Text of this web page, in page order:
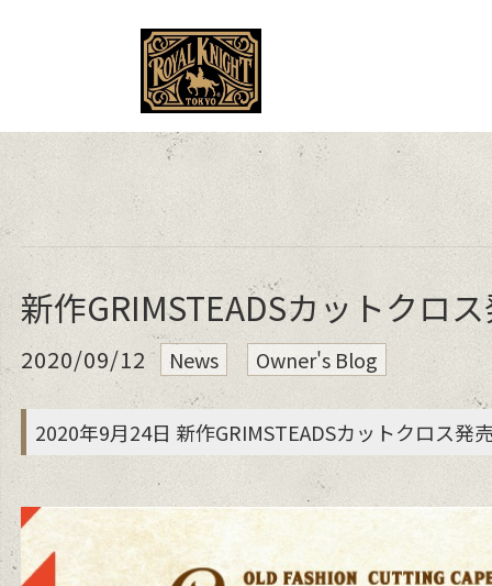
新作GRIMSTEADSカットク
2020/09/12 News Owner's Blog
2020年9月24日 新作GRIMSTEADSカットクロス